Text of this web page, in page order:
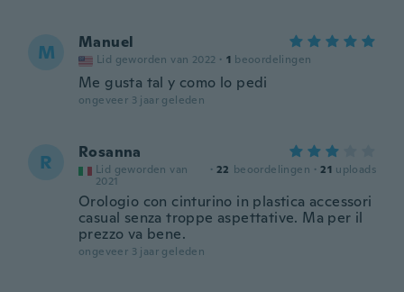
M Manuel
Lid geworden van 2022 · 1 beoordelingen
Me gusta tal y como lo pedi
ongeveer 3 jaar geleden
R Rosanna
Lid geworden van
2021
· 22 beoordelingen · 21 uploads
Orologio con cinturino in plastica accessori
casual senza troppe aspettative. Ma per il
prezzo va bene.
ongeveer 3 jaar geleden